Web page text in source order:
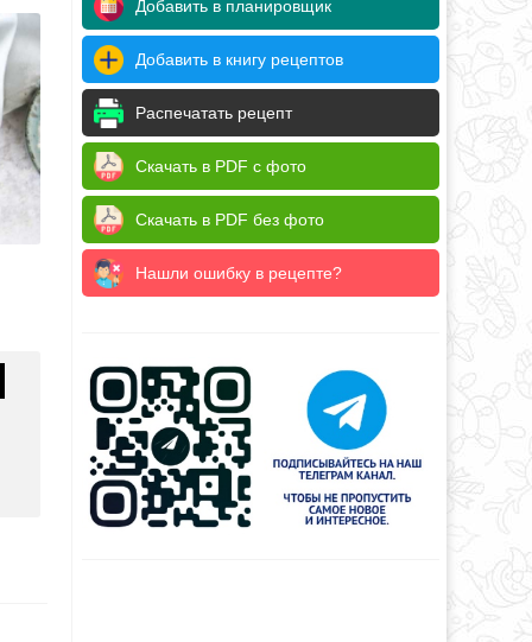
Добавить в планировщик
Добавить в книгу рецептов
Распечатать рецепт
Скачать в PDF с фото
Скачать в PDF без фото
Нашли ошибку в рецепте?